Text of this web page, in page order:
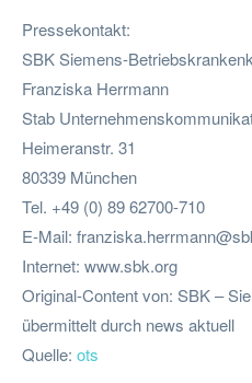
Pressekontakt:
SBK Siemens-
Franziska Herrmann
Stab
Heimeranstr. 31
80339 München
Tel. +49 (0) 89 62700-710
E-Mail:
Internet: www.sbk.org
Original-Content von: SBK –
übermittelt durch news aktuell
Quelle: ots